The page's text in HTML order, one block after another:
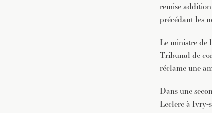
remise
précédant les
Le ministre de
Tribunal de
réclame une
Dans une
Leclerc à Ivry-